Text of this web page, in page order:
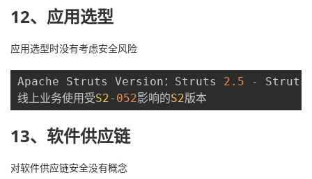
12、应用选型
应用选型时没有考虑安全风险
Apache Struts Version：Struts 2.5 -
线上业务使用受S2- 052影响的S2版本
13、软件供应链
对软件供应链安全没有概念